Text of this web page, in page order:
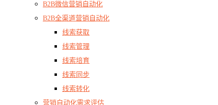
B2B微信营销自动化
B2B全渠道营销自动化
线索获取
线索管理
线索培育
线索同步
线索转化
营销自动化需求评估